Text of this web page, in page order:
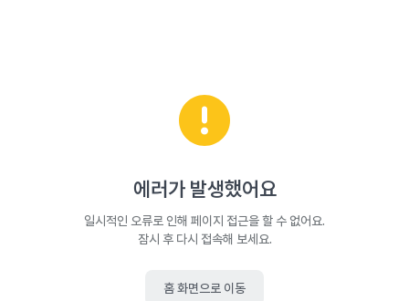
에러가 발생했어요
일시적인 오류로 인해 페이지 접근을 할 수 없어요.
잠시 후 다시 접속해 보세요.
홈 화면으로 이동